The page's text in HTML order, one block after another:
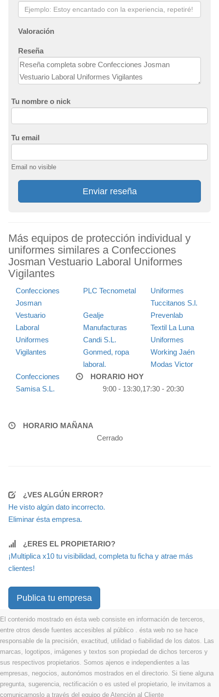
Valoración
Reseña
Tu nombre o nick
Tu email
Email no visible
Enviar reseña
Más equipos de protección individual y
uniformes similares a Confecciones
Josman Vestuario Laboral Uniformes
Vigilantes
Confecciones
Josman
Vestuario
Laboral
Uniformes
Vigilantes
PLC Tecnometal
Uniformes
Tuccitanos S.l.
Gealje
Prevenlab
Manufacturas
Candi S.L.
Textil La Luna
Uniformes
Gonmed, ropa
laboral.
Working Jaén
Modas Victor
Confecciones
Samisa S.L.
HORARIO HOY
9:00 - 13:30,17:30 - 20:30
HORARIO MAÑANA
Cerrado
¿VES ALGÚN ERROR?
He visto algún dato incorrecto.
Eliminar ésta empresa.
¿ERES EL PROPIETARIO?
¡Multiplica x10 tu visibilidad, completa tu ficha y atrae más
clientes!
Publica tu empresa
El contenido mostrado en ésta web consiste en información de terceros,
entre otros desde fuentes accesibles al público . ésta web no se hace
responsable de la precisión, exactitud, utilidad o fiabilidad de los datos. Las
marcas, logotipos, imágenes y textos son propiedad de dichos terceros y
sus respectivos propietarios. Somos ajenos e independientes a las
empresas, negocios, autonómos mostrados en el directorio. Si tiene alguna
pregunta, sugerencia, rectificación o es usted el propietario, le invitamos a
comunicarnoslo a través del equipo de Atención al Cliente